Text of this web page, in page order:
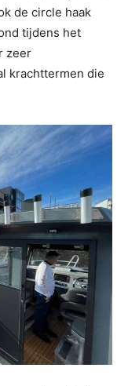
de circle haak
tijdens het
zeer
krachttermen die